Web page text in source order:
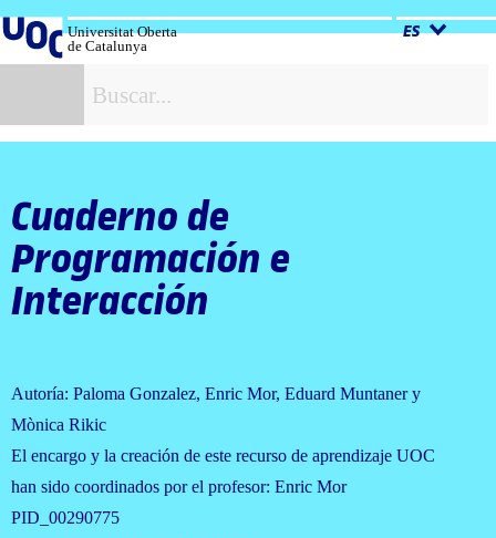
al
contenido
Universitat Oberta
de Catalunya
ES
Cuaderno de
Programación e
Interacción
Autoría: Paloma Gonzalez, Enric Mor, Eduard Muntaner y
Mònica Rikic
El encargo y la creación de este recurso de aprendizaje UOC
han sido coordinados por el profesor: Enric Mor
PID_00290775